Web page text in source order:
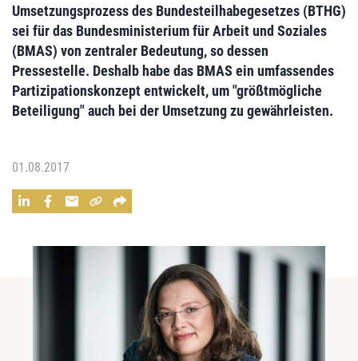
Umsetzungsprozess des Bundesteilhabegesetzes (BTHG)
sei für das Bundesministerium für Arbeit und Soziales
(BMAS) von zentraler Bedeutung, so dessen
Pressestelle. Deshalb habe das BMAS ein umfassendes
Partizipationskonzeptentwickelt, um "größtmögliche
Beteiligung" auch bei der Umsetzung zu gewährleisten.
01.08.2017